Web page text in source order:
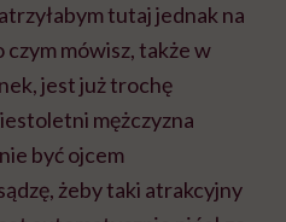
tutaj jednak na
czym mówisz, także w
jest już trochę
mężczyzna
być ojcem
żeby taki atrakcyjny